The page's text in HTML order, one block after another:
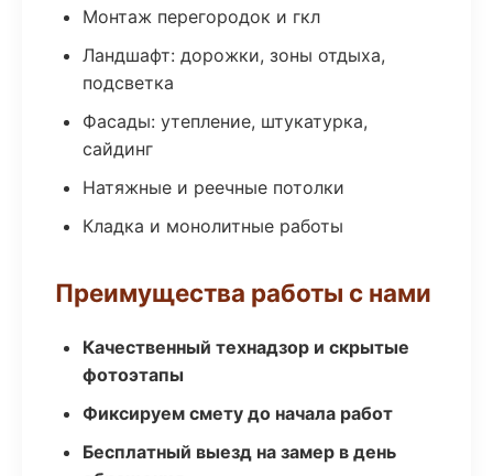
Монтаж перегородок и гкл
Ландшафт: дорожки, зоны отдыха,
подсветка
Фасады: утепление, штукатурка,
сайдинг
Натяжные и реечные потолки
Кладка и монолитные работы
Преимущества работы с нами
Качественный технадзор и скрытые
фотоэтапы
Фиксируем смету до начала работ
Бесплатный выезд на замер в день